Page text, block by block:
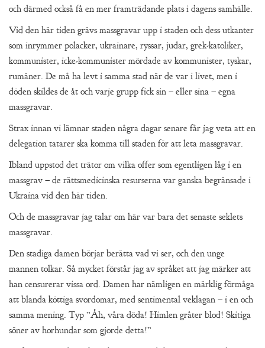
och därmed också få en mer framträdande plats i dagens samhälle.
Vid den här tiden grävs massgravar upp i staden och dess utkanter
som inrymmer polacker, ukrainare, ryssar, judar, grek-katoliker,
kommunister, icke-kommunister mördade av kommunister, tyskar,
rumäner. De må ha levt i samma stad när de var i livet, men i
döden skildes de åt och varje grupp fick sin – eller sina – egna
massgravar.
Strax innan vi lämnar staden några dagar senare får jag veta att en
delegation tatarer ska komma till staden för att leta massgravar.
Ibland uppstod det trätor om vilka offer som egentligen låg i en
massgrav – de rättsmedicinska resurserna var ganska begränsade i
Ukraina vid den här tiden.
Och de massgravar jag talar om här var bara det senaste seklets
massgravar.
Den stadiga damen börjar berätta vad vi ser, och den unge
mannen tolkar. Så mycket förstår jag av språket att jag märker att
han censurerar vissa ord. Damen har nämligen en märklig förmåga
att blanda köttiga svordomar, med sentimental veklagan – i en och
samma mening. Typ ”Åh, våra döda! Himlen gråter blod! Skitiga
söner av horhundar som gjorde detta!”